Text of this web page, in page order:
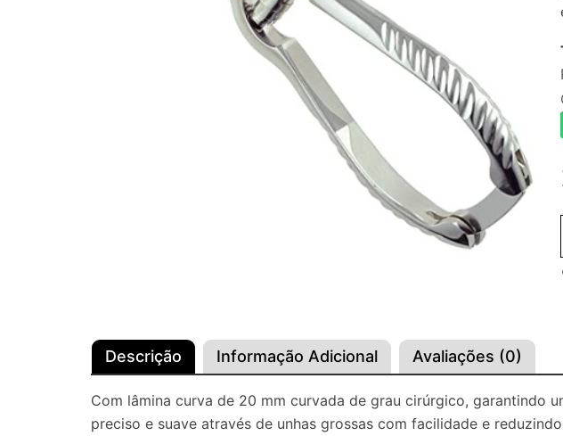
Descrição Informação Adicional Avaliações (0)
Com lâmina curva de 20 mm curvada de grau cirúrgico, garantindo
preciso e suave através de unhas grossas com facilidade e